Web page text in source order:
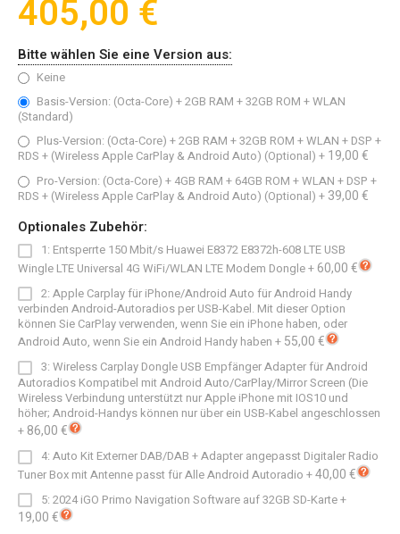
405,00 €
Bitte wählen Sie eine Version aus:
Keine
Basis-Version: (Octa-Core) + 2GB RAM + 32GB ROM + WLAN
(Standard)
Plus-Version: (Octa-Core) + 2GB RAM + 32GB ROM + WLAN + DSP +
RDS + (Wireless Apple CarPlay & Android Auto) (Optional) + 19,00 €
Pro-Version: (Octa-Core) + 4GB RAM + 64GB ROM + WLAN + DSP +
RDS + (Wireless Apple CarPlay & Android Auto) (Optional) + 39,00 €
Optionales Zubehör:
1: Entsperrte 150 Mbit/s Huawei E8372 E8372h-608 LTE USB
Wingle LTE Universal 4G WiFi/WLAN LTE Modem Dongle+60,00 €
2: Apple Carplay für iPhone/Android Auto für Android Handy
verbinden Android-Autoradios per USB-Kabel. Mit dieser Option
können Sie CarPlay verwenden, wenn Sie ein iPhone haben, oder
Android Auto, wenn Sie ein Android Handy haben + 55,00 €
3: Wireless Carplay Dongle USB Empfänger Adapter für Android
Autoradios Kompatibel mit Android Auto/CarPlay/Mirror Screen (Die
Wireless Verbindung unterstützt nur Apple iPhone mit IOS10 und
höher; Android-Handys können nur über ein USB-Kabel angeschlossen
+ 86,00 €
4: Auto Kit Externer DAB/DAB + Adapter angepasst Digitaler Radio
Tuner Box mit Antenne passt für Alle Android Autoradio +40,00 €
5: 2024 iGO Primo Navigation Software auf 32GB SD-Karte+
19,00 €